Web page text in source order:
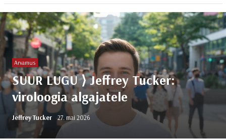
Arvamus
SUUR LUGU ⟩ Jeffrey Tucker:
viroloogia algajatele
Jeffrey Tucker 27. mai 2026